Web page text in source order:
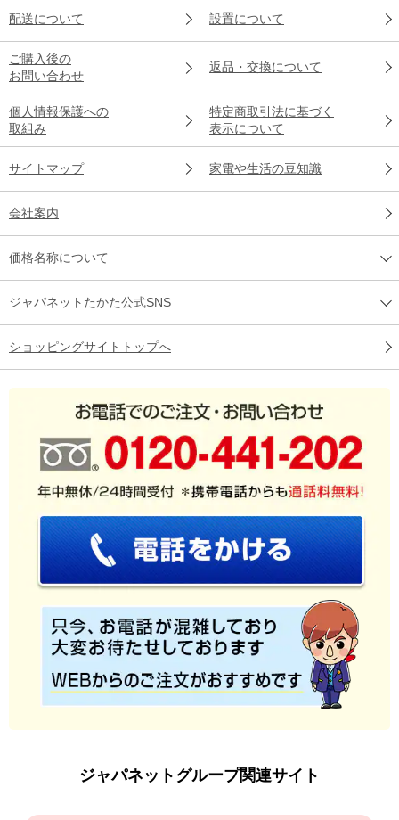
配送について 設置について
ご購入後の
お問い合わせ
返品・交換について
個人情報保護への
取組み
特定商取引法に基づく
表示について
サイトマップ 家電や生活の豆知識
会社案内
価格名称について
ジャパネットたかた公式SNS
ショッピングサイトトップへ
ジャパネットグループ関連サイト